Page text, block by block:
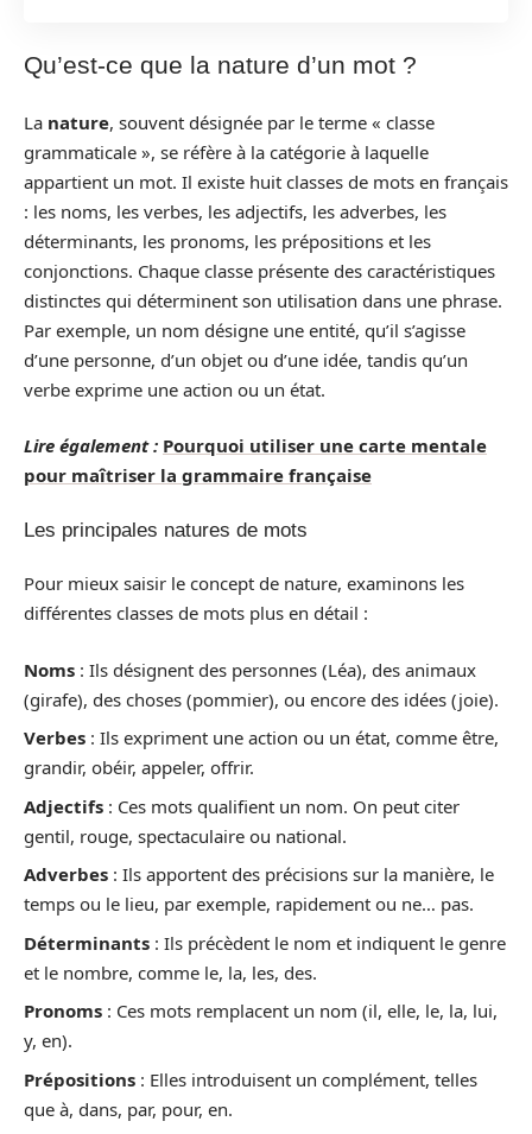
Qu’est-ce que la nature d’un mot ?
La nature, souvent désignée par le terme « classe
grammaticale », se réfère à la catégorie à laquelle
appartient un mot. Il existe huit classes de mots en français
: les noms, les verbes, les adjectifs, les adverbes, les
déterminants, les pronoms, les prépositions et les
conjonctions. Chaque classe présente des caractéristiques
distinctes qui déterminent son utilisation dans une phrase.
Par exemple, un nom désigne une entité, qu’il s’agisse
d’une personne, d’un objet ou d’une idée, tandis qu’un
verbe exprime une action ou un état.
Lire également : Pourquoi utiliser une carte mentale
pour maîtriser la grammaire française
Les principales natures de mots
Pour mieux saisir le concept de nature, examinons les
différentes classes de mots plus en détail :
Noms : Ils désignent des personnes (Léa), des animaux
(girafe), des choses (pommier), ou encore des idées (joie).
Verbes : Ils expriment une action ou un état, comme être,
grandir, obéir, appeler, offrir.
Adjectifs : Ces mots qualifient un nom. On peut citer
gentil, rouge, spectaculaire ou national.
Adverbes : Ils apportent des précisions sur la manière, le
temps ou le lieu, par exemple, rapidement ou ne… pas.
Déterminants : Ils précèdent le nom et indiquent le genre
et le nombre, comme le, la, les, des.
Pronoms : Ces mots remplacent un nom (il, elle, le, la, lui,
y, en).
Prépositions : Elles introduisent un complément, telles
que à, dans, par, pour, en.